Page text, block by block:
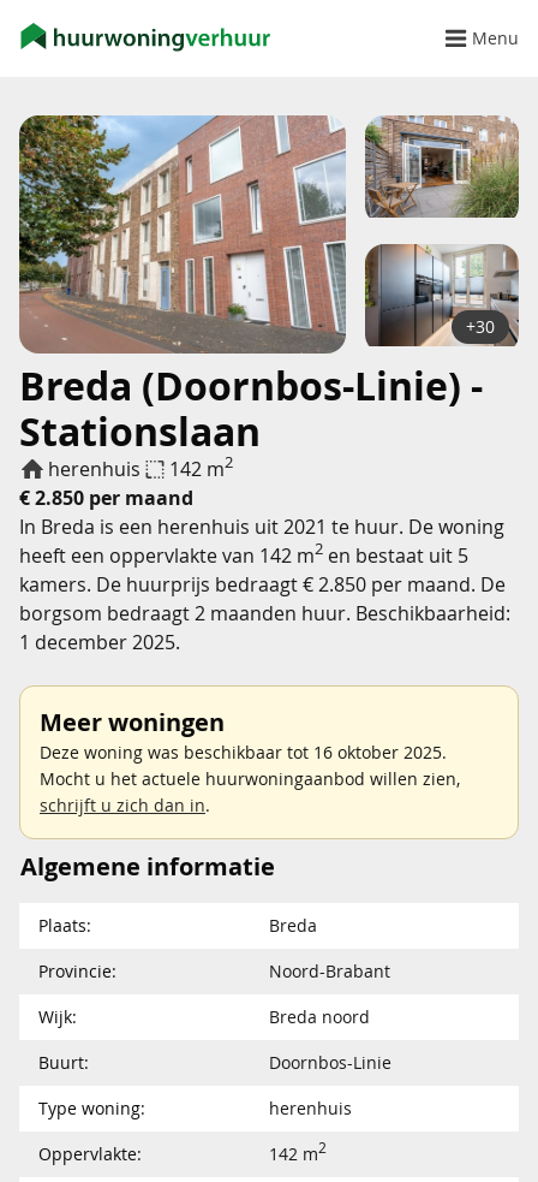
Menu
Breda (Doornbos-Linie) -
Stationslaan
herenhuis 142 m2
€ 2.850 per maand
+30
In Breda is een herenhuis uit 2021 te huur. De woning
heeft een oppervlakte van 142 m2 en bestaat uit 5
kamers. De huurprijs bedraagt € 2.850 per maand. De
borgsom bedraagt 2 maanden huur. Beschikbaarheid:
1 december 2025.
Meer woningen
Deze woning was beschikbaar tot 16 oktober 2025.
Mocht u het actuele huurwoningaanbod willen zien,
schrijft u zich dan in.
Algemene informatie
Plaats:
Breda
Provincie:
Noord-Brabant
Wijk:
Breda noord
Buurt:
Doornbos-Linie
Type woning:
herenhuis
Oppervlakte:
142 m2